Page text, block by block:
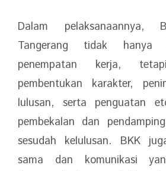
Dalam
Tangerang tidak hanya
penempatan kerja,
pembentukan karakter,
lulusan, serta penguatan
pembekalan dan
sesudah kelulusan. BKK
sama dan komunikasi